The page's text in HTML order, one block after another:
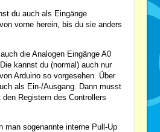
du auch als Eingänge
vorne herein, bis du sie anders
die Analogen Eingänge A0
kannst du (normal) auch nur
Arduino so vorgesehen. Über
als Ein-/Ausgang. Dann musst
Registern des Controllers
man sogenannte interne Pull-Up